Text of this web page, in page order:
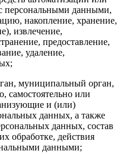
с персональными данными,
накопление, хранение,
извлечение,
предоставление,
удаление,
муниципальный орган,
самостоятельно или
и (или)
данных, а также
данных, состав
обработке, действия
данными;